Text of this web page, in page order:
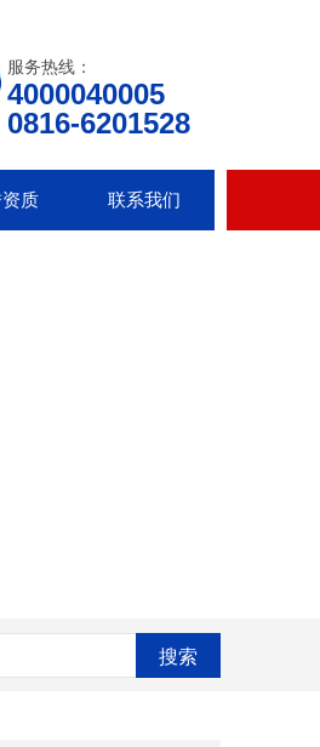
服务热线：
4000040005
0816-6201528
质 联系我们
搜索